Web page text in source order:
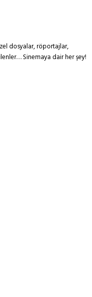
dosyalar, röportajlar,
Sinemaya dair her şey!